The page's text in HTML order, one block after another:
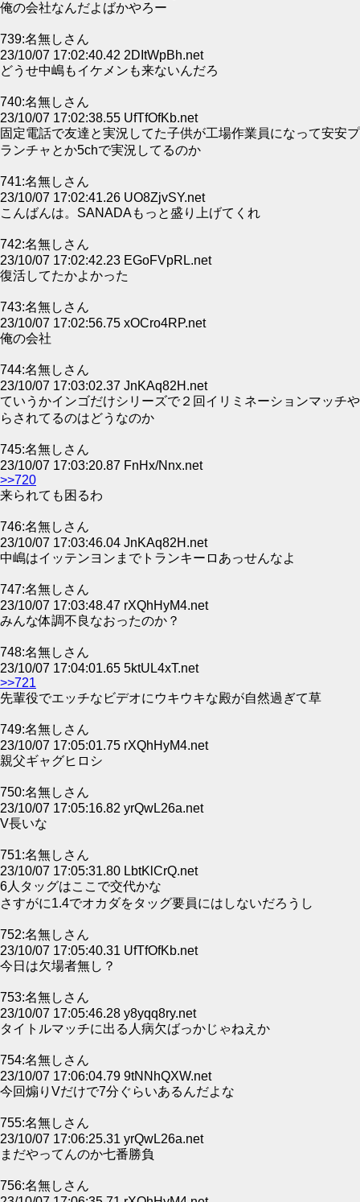
俺の会社なんだよばかやろー
739:名無しさん
23/10/07 17:02:40.42 2DItWpBh.net
どうせ中嶋もイケメンも来ないんだろ
740:名無しさん
23/10/07 17:02:38.55 UfTfOfKb.net
固定電話で友達と実況してた子供が工場作業員になって安安プ
ランチャとか5chで実況してるのか
741:名無しさん
23/10/07 17:02:41.26 UO8ZjvSY.net
こんばんは。SANADAもっと盛り上げてくれ
742:名無しさん
23/10/07 17:02:42.23 EGoFVpRL.net
復活してたかよかった
743:名無しさん
23/10/07 17:02:56.75 xOCro4RP.net
俺の会社
744:名無しさん
23/10/07 17:03:02.37 JnKAq82H.net
ていうかインゴだけシリーズで２回イリミネーションマッチや
らされてるのはどうなのか
745:名無しさん
23/10/07 17:03:20.87 FnHx/Nnx.net
>>720
来られても困るわ
746:名無しさん
23/10/07 17:03:46.04 JnKAq82H.net
中嶋はイッテンヨンまでトランキーロあっせんなよ
747:名無しさん
23/10/07 17:03:48.47 rXQhHyM4.net
みんな体調不良なおったのか？
748:名無しさん
23/10/07 17:04:01.65 5ktUL4xT.net
>>721
先輩役でエッチなビデオにウキウキな殿が自然過ぎて草
749:名無しさん
23/10/07 17:05:01.75 rXQhHyM4.net
親父ギャグヒロシ
750:名無しさん
23/10/07 17:05:16.82 yrQwL26a.net
V長いな
751:名無しさん
23/10/07 17:05:31.80 LbtKlCrQ.net
6人タッグはここで交代かな
さすがに1.4でオカダをタッグ要員にはしないだろうし
752:名無しさん
23/10/07 17:05:40.31 UfTfOfKb.net
今日は欠場者無し？
753:名無しさん
23/10/07 17:05:46.28 y8yqq8ry.net
タイトルマッチに出る人病欠ばっかじゃねえか
754:名無しさん
23/10/07 17:06:04.79 9tNNhQXW.net
今回煽りVだけで7分ぐらいあるんだよな
755:名無しさん
23/10/07 17:06:25.31 yrQwL26a.net
まだやってんのか七番勝負
756:名無しさん